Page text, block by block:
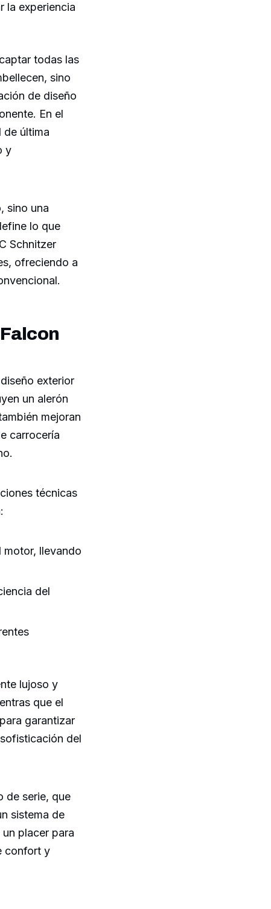
la experiencia
todas las
sino
de diseño
En el
de última
y
sino una
lo que
Schnitzer
ofreciendo a
exterior
un alerón
mejoran
carrocería
técnicas
motor, llevando
del
lujoso y
que el
garantizar
del
de serie, que
sistema de
placer para
confort y